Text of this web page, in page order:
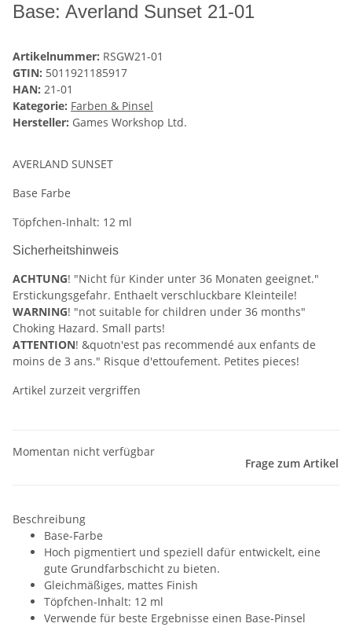
Base: Averland Sunset 21-01
Artikelnummer: RSGW21-01
GTIN: 5011921185917
HAN: 21-01
Kategorie: Farben & Pinsel
Hersteller: Games Workshop Ltd.
AVERLAND SUNSET
Base Farbe
Töpfchen-Inhalt: 12 ml
Sicherheitshinweis
ACHTUNG! "Nicht für Kinder unter 36 Monaten geeignet."
Erstickungsgefahr. Enthaelt verschluckbare Kleinteile!
WARNING! "not suitable for children under 36 months"
Choking Hazard. Small parts!
ATTENTION! &quotn'est pas recommendé aux enfants de
moins de 3 ans." Risque d'ettoufement. Petites pieces!
Artikel zurzeit vergriffen
Momentan nicht verfügbar
Frage zum Artikel
Beschreibung
Base-Farbe
Hoch pigmentiert und speziell dafür entwickelt, eine
gute Grundfarbschicht zu bieten.
Gleichmäßiges, mattes Finish
Töpfchen-Inhalt: 12 ml
Verwende für beste Ergebnisse einen Base-Pinsel